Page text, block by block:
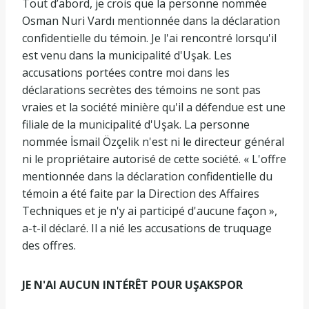
Tout d’abord, je crois que la personne nommée
Osman Nuri Vardı mentionnée dans la déclaration
confidentielle du témoin. Je l'ai rencontré lorsqu'il
est venu dans la municipalité d'Uşak. Les
accusations portées contre moi dans les
déclarations secrètes des témoins ne sont pas
vraies et la société minière qu'il a défendue est une
filiale de la municipalité d'Uşak. La personne
nommée İsmail Özçelik n'est ni le directeur général
ni le propriétaire autorisé de cette société. « L'offre
mentionnée dans la déclaration confidentielle du
témoin a été faite par la Direction des Affaires
Techniques et je n'y ai participé d'aucune façon »,
a-t-il déclaré. Il a nié les accusations de truquage
des offres.
JE N'AI AUCUN INTÉRÊT POUR UŞAKSPOR